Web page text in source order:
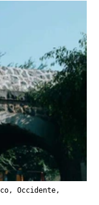
, Occidente ,